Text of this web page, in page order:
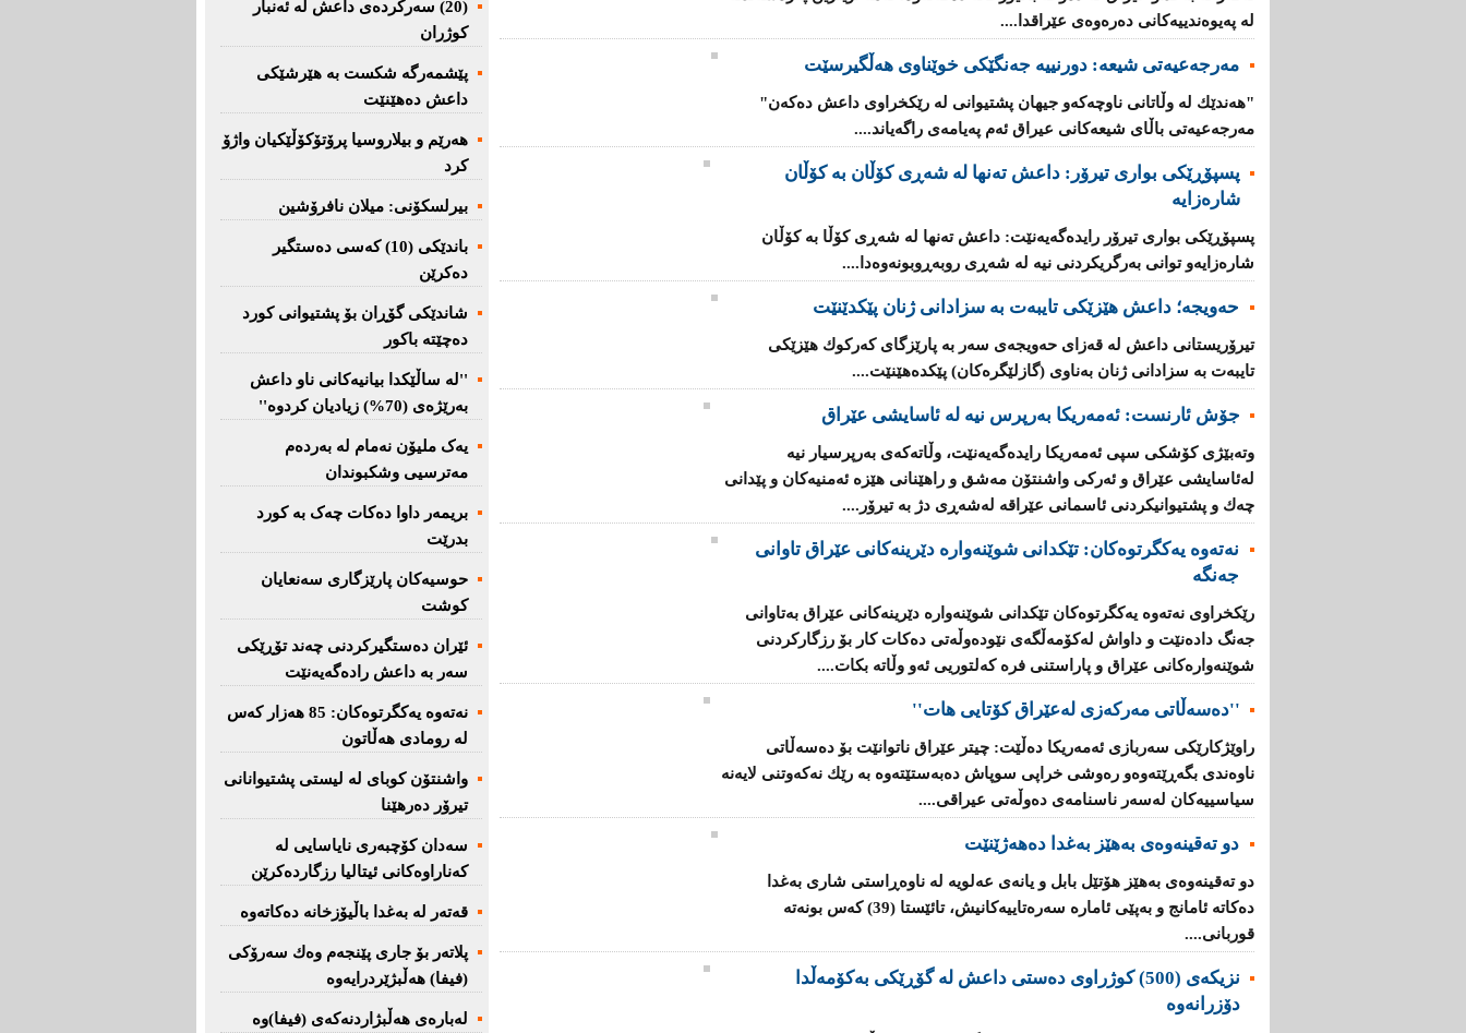
لە پەیوەندییەكانی دەرەوەی عێراقدا....
مەرجەعیەتی شیعە: دورنییە جەنگێكی خوێناوی هەڵگیرسێت
"هەندێك لە وڵاتانی ناوچەكە‌و جیهان پشتیوانی لە رێكخراوی داعش دەكەن"
مەرجەعیەتی باڵای شیعەكانی عیراق ئەم پەیامەی راگەیاند....
پسپۆڕێكی بواری تیرۆر: داعش تەنها لە شەڕی كۆڵان بە كۆڵان
شارەزایە
پسپۆڕێكی بواری تیرۆر رایدەگەیەنێت: داعش تەنها لە شەڕی كۆڵا بە كۆڵان
شارەزایە‌و توانی بەرگریكردنی نیە لە شەڕی روبەڕوبونەوەدا....
حەویجە؛ داعش هێزێكی تایبەت بە سزادانی ژنان پێكدێنێت
تیرۆریستانی داعش لە قەزای حەویجەی سەر بە پارێزگای كەركوك هێزێكی
تایبەت بە سزادانی ژنان بەناوی (گازلێگرەكان) پێكدەهێنێت....
جۆش ئارنست: ئەمەریكا بەرپرس نیە لە ئاسایشی عێراق
وتەبێژی كۆشكی سپی ئەمەریكا رایدەگەیەنێت، وڵاتەكەی بەرپرسیار نیە
لەئاسایشی عێراق‌ و ئەركی واشنتۆن مەشق‌ و راهێنانی هێزە ئەمنیەكان‌ و پێدانی
چەك‌ و پشتیوانیكردنی ئاسمانی عێراقە لەشەڕی دژ بە تیرۆر....
نەتەوە یەکگرتوەکان: تێكدانی شوێنەوارە دێرینەكانی عێراق تاوانی
جەنگە
رێكخراوی نەتەوە یەكگرتوەكان تێكدانی شوێنەوارە دێرینەكانی عێراق بەتاوانی
جەنگ دادەنێت‌ و داواش لەكۆمەڵگەی نێودەوڵەتی دەكات كار بۆ رزگاركردنی
شوێنەوارەكانی عێراق و پاراستنی فرە كەلتوریی ئەو وڵاتە بكات....
''دەسەڵاتی مەركەزی لەعێراق كۆتایی هات''
راوێژكارێكی سەربازی ئەمەریكا دەڵێت: چیتر عێراق ناتوانێت بۆ دەسەڵاتی
ناوەندی بگەڕێتەوەو رەوشی خراپی سوپاش دەبەستێتەوە بە رێك نەكەوتنی لایەنە
سیاسییەكان لەسەر ناسنامەی دەوڵەتی عیراقی....
دو تەقینەوەی بەهێز بەغدا دەهەژێنێت
دو تەقینەوەی بەهێز هۆتێل بابل و یانەی عەلویە لە ناوەڕاستی شاری بەغدا
دەکاتە ئامانج و بەپێی ئامارە سەرەتاییەکانیش، تائێستا (39) کەس بونەتە
قوربانی....
نزیکەى (500) کوژراوى دەستى داعش لە گۆڕێکی بەکۆمەڵدا
دۆزرانەوە
(20) سه‌ركرده‌ی داعش لە ئەنبار
کوژران
پێشمەرگە شكست بە هێرشێكی
داعش دەهێنێت
هەرێم و بیلاروسیا پرۆتۆکۆڵێکیان واژۆ
کرد
بیرلسكۆنی: میلان نافرۆشین
باندێکی (10) کەسى دەستگیر
دەکرێن
شاندێکى گۆڕان بۆ پشتیوانی کورد
دەچێتە باکور
''لە ساڵێکدا بیانیه‌كانی ناو داعش
بەرێژەى (70%) زیادیان کردوە''
یەک ملیۆن نەمام لە بەردەم
مەترسیی وشکبوندان
بریمه‌ر داوا دەکات چەک بە کورد
بدرێت
حوسیەکان پارێزگارى سەنعایان
کوشت
ئێران دەستگیرکردنى چه‌ند تۆڕێكی‌
سه‌ر به‌ داعش رادەگەیەنێت
نەتەوە یەكگرتوەكان: 85 هەزار كەس
لە رومادی هەڵاتون
واشنتۆن كوبای لە لیستی پشتیوانانی
تیرۆر دەرهێنا
سەدان كۆچبەری نایاسایی لە
كەناراوەكانی ئیتالیا رزگاردەكرێن
قەتەر لە بەغدا باڵیۆزخانە دەكاتەوە
پلاتەر بۆ جاری پێنجەم وەك سەرۆكی
(فیفا) هەڵبژێردرایەوە
لەبارەی هەڵبژاردنەكەی (فیفا)وە